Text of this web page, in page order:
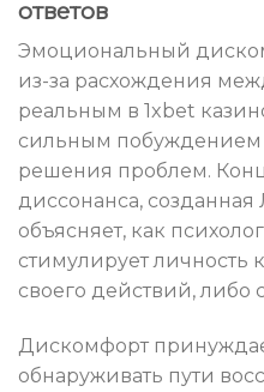
ответов
Эмоциональный
из-за расхождения
реальным в 1xbet
сильным побуждением
решения проблем.
диссонанса,
объясняет, как
стимулирует личность
своего действий, либо
Дискомфорт
обнаруживать пути